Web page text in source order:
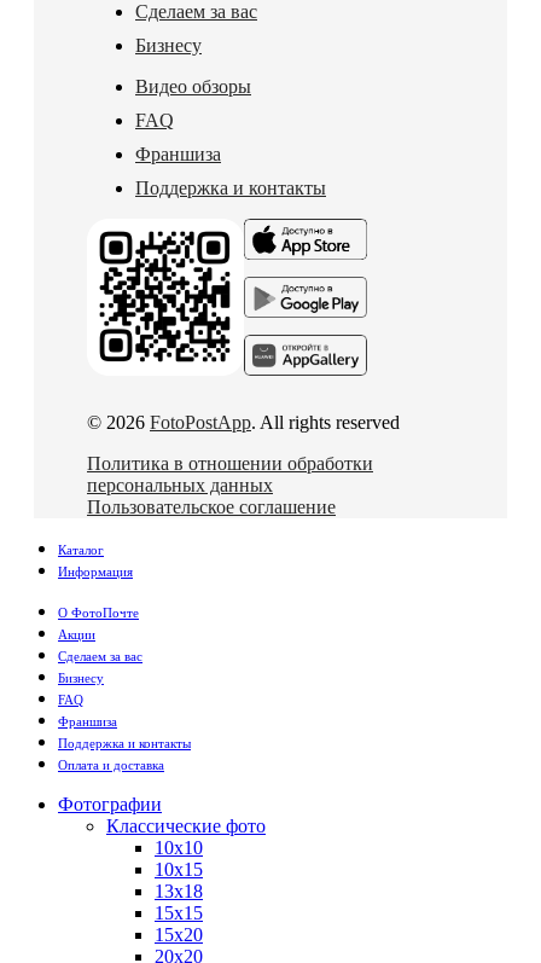
Сделаем за вас
Бизнесу
Видео обзоры
FAQ
Франшиза
Поддержка и контакты
© 2026 FotoPostApp. All rights reserved
Политика в отношении обработки
персональных данных
Пользовательское соглашение
Каталог
Информация
О ФотоПочте
Акции
Сделаем за вас
Бизнесу
FAQ
Франшиза
Поддержка и контакты
Оплата и доставка
Фотографии
Классические фото
10х10
10х15
13х18
15х15
15х20
20х20